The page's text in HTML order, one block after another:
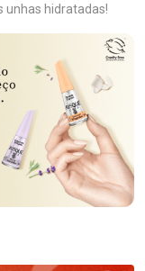
unhas hidratadas!